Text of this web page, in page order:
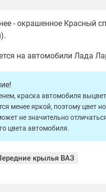
- окрашенное Красный
на автомобили Лада
краска автомобиля
менее яркой, поэтому цвет
не значительно
цвета автомобиля.
крылья ВАЗ